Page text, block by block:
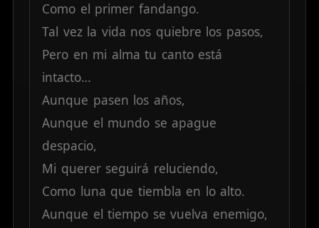
Como el primer fandango.
Tal vez la vida nos quiebre los pasos,
Pero en mi alma tu canto está
intacto…
Aunque pasen los años,
Aunque el mundo se apague
despacio,
Mi querer seguirá reluciendo,
Como luna que tiembla en lo alto.
Aunque el tiempo se vuelva enemigo,